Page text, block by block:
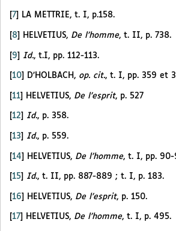
7 LA METTRIE, t. I, p.158.
8 HELVETIUS, De l’homme, t. II, p. 738.
[9] Id., t.I, pp. 112-113.
10 D’HOLBACH, op. cit., t. I, pp. 359 et
[11] HELVETIUS, De l’esprit, p. 527
12 Id., p. 358.
13 Id., p. 559.
[14] HELVETIUS, De l’homme, t. I, pp. 90-
15 Id., t. II, pp. 887-889 ; t. I, p. 183.
[16] HELVETIUS, De l’esprit, p. 150.
17 HELVETIUS, De l’homme, t. I, p. 495.